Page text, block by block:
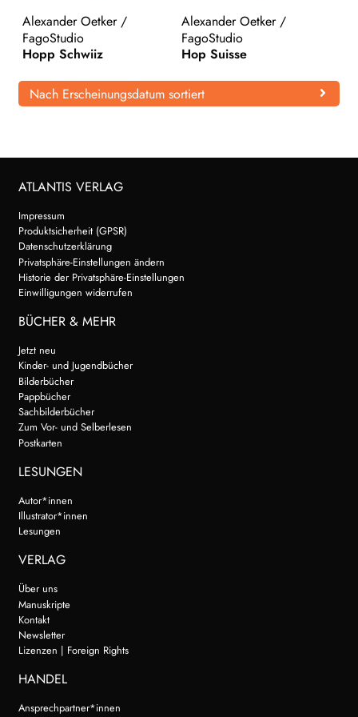
WEITERE VERLAGE
Search:
Alexander Oetker/
FagoStudio
Hopp Schwiiz
Alexander Oetker/
FagoStudio
Hop Suisse
Nach Erscheinungsdatum sortiert
ATLANTIS VERLAG
Impressum
Produktsicherheit (GPSR)
Datenschutzerklärung
Privatsphäre-Einstellungen ändern
Historie der Privatsphäre-Einstellungen
Einwilligungen widerrufen
BÜCHER & MEHR
Jetzt neu
Kinder- und Jugendbücher
Bilderbücher
Pappbücher
Sachbilderbücher
Zum Vor- und Selberlesen
Postkarten
LESUNGEN
Autor*innen
Illustrator*innen
Lesungen
VERLAG
Über uns
Manuskripte
Kontakt
Newsletter
Lizenzen | Foreign Rights
HANDEL
Ansprechpartner*innen